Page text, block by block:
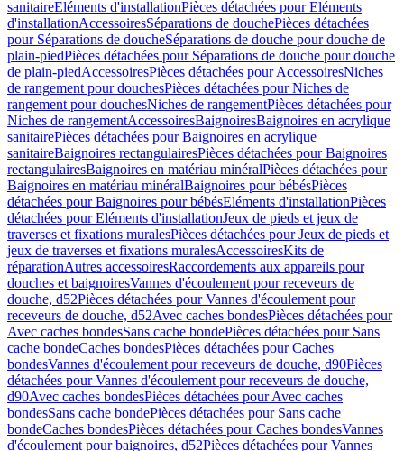
sanitaireEléments d'installationPièces détachées pour Eléments
d'installationAccessoiresSéparations de douchePièces détachées
pour Séparations de doucheSéparations de douche pour douche de
plain-piedPièces détachées pour Séparations de douche pour douche
de plain-piedAccessoiresPièces détachées pour AccessoiresNiches
de rangement pour douchesPièces détachées pour Niches de
rangement pour douchesNiches de rangementPièces détachées pour
Niches de rangementAccessoiresBaignoiresBaignoires en acrylique
sanitairePièces détachées pour Baignoires en acrylique
sanitaireBaignoires rectangulairesPièces détachées pour Baignoires
rectangulairesBaignoires en matériau minéralPièces détachées pour
Baignoires en matériau minéralBaignoires pour bébésPièces
détachées pour Baignoires pour bébésEléments d'installationPièces
détachées pour Eléments d'installationJeux de pieds et jeux de
traverses et fixations muralesPièces détachées pour Jeux de pieds et
jeux de traverses et fixations muralesAccessoiresKits de
réparationAutres accessoiresRaccordements aux appareils pour
douches et baignoiresVannes d'écoulement pour receveurs de
douche, d52Pièces détachées pour Vannes d'écoulement pour
receveurs de douche, d52Avec caches bondesPièces détachées pour
Avec caches bondesSans cache bondePièces détachées pour Sans
cache bondeCaches bondesPièces détachées pour Caches
bondesVannes d'écoulement pour receveurs de douche, d90Pièces
détachées pour Vannes d'écoulement pour receveurs de douche,
d90Avec caches bondesPièces détachées pour Avec caches
bondesSans cache bondePièces détachées pour Sans cache
bondeCaches bondesPièces détachées pour Caches bondesVannes
d'écoulement pour baignoires, d52Pièces détachées pour Vannes